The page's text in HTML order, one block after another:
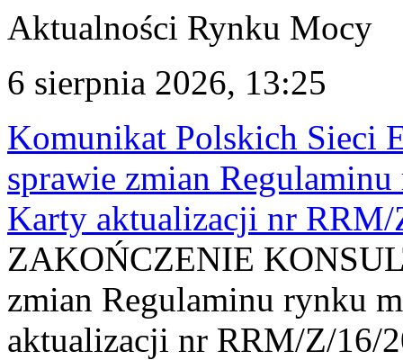
Aktualności Rynku Mocy
6 sierpnia 2026, 13:25
Komunikat Polskich Sieci
sprawie zmian
Karty aktualizacji nr
ZAKOŃCZENIE
zmian Regulaminu rynku
aktualizacji nr RRM/Z/16/